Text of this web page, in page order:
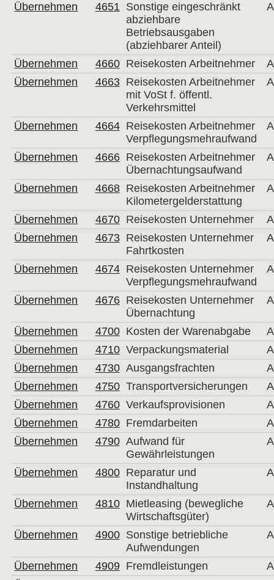
Übernehmen
4651 Sonstige eingeschränkt
abziehbare
Betriebsausgaben
(abziehbarer Anteil)
Übernehmen 4660 Reisekosten Arbeitnehmer
Übernehmen
4663 Reisekosten Arbeitnehmer
mit VoSt f. öffentl.
Verkehrsmittel
Übernehmen 4664 Reisekosten Arbeitnehmer
Verpflegungsmehraufwand
Übernehmen 4666 Reisekosten Arbeitnehmer
Übernachtungsaufwand
Übernehmen 4668 Reisekosten Arbeitnehmer
Kilometergelderstattung
Übernehmen 4670 Reisekosten Unternehmer
Übernehmen
4673 Reisekosten Unternehmer
Fahrtkosten
Übernehmen 4674 Reisekosten Unternehmer
Verpflegungsmehraufwand
Übernehmen 4676 Reisekosten Unternehmer
Übernachtung
Übernehmen 4700 Kosten der Warenabgabe
Übernehmen
4710 Verpackungsmaterial
Übernehmen
4730 Ausgangsfrachten
Übernehmen
4750 Transportversicherungen
Übernehmen
4760 Verkaufsprovisionen
Übernehmen
4780 Fremdarbeiten
Übernehmen
4790 Aufwand für
Gewährleistungen
Übernehmen 4800 Reparatur und
Instandhaltung
Übernehmen 4810 Mietleasing (bewegliche
Wirtschaftsgüter)
Übernehmen 4900 Sonstige betriebliche
Aufwendungen
Übernehmen 4909 Fremdleistungen